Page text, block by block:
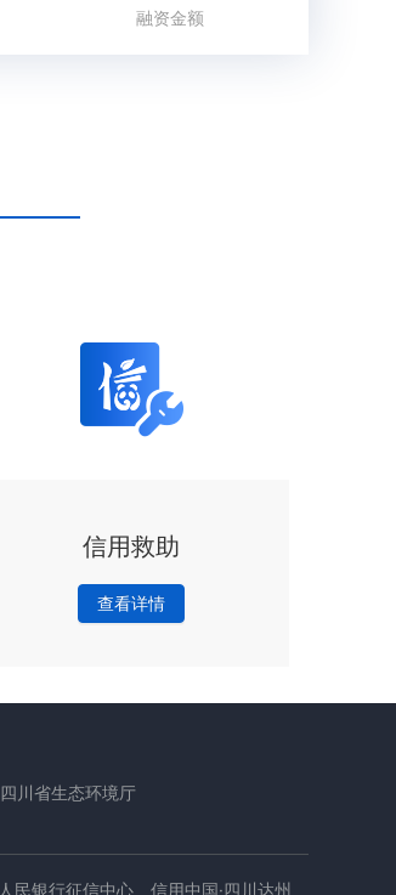
融资金额
信用救助
查看详情
四川省生态环境厅
人民银行征信中心 信用中国·四川达州